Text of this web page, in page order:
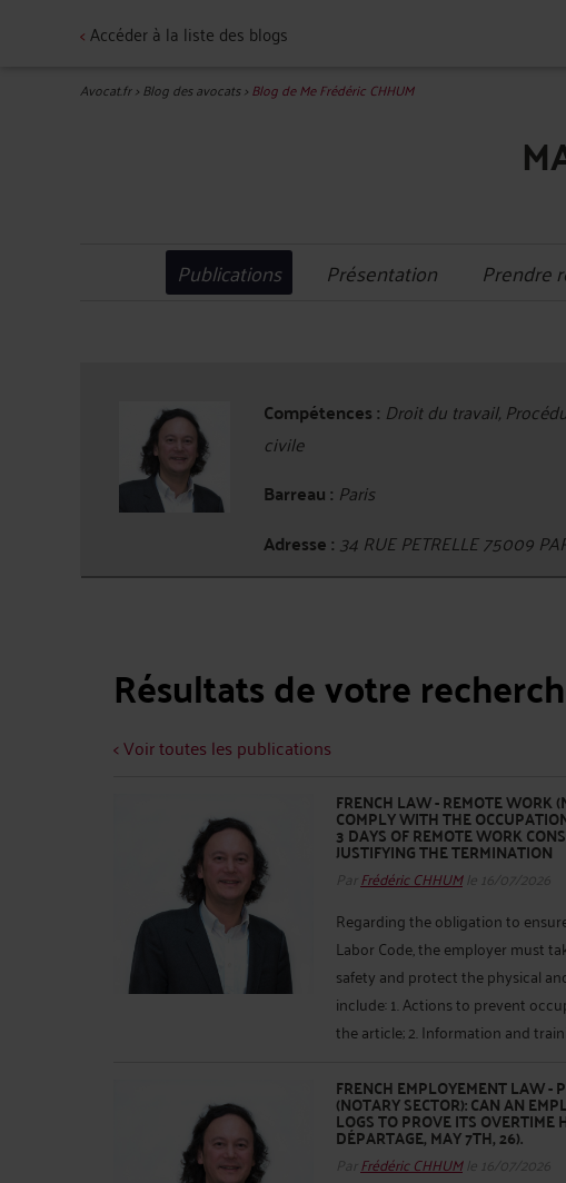
<Accéder à la liste des blogs
Avocat.fr>Blog des avocats>Blog de Me Frédéric CHHUM
Publications Présentation Prendre
Compétences : Droit du travail,
civile
Barreau : Paris
Adresse : 34 RUE PETRELLE 75009
Résultats de votre
< Voir toutes les publications
FRENCH LAW - REMOTE WORK
COMPLY WITH THE
3 DAYS OF REMOTE WORK
JUSTIFYING THE TERMINATION
Par Frédéric CHHUMle 16/07/2026
Regarding the obligation to
Labor Code, the employer must
safety and protect the physical
include: 1. Actions to prevent
the article; 2. Information and
FRENCH EMPLOYEMENT LAW -
(NOTARY SECTOR): CAN AN
LOGS TO PROVE ITS OVERTIME
DÉPARTAGE, MAY 7TH, 26).
Par Frédéric CHHUMle 16/07/2026